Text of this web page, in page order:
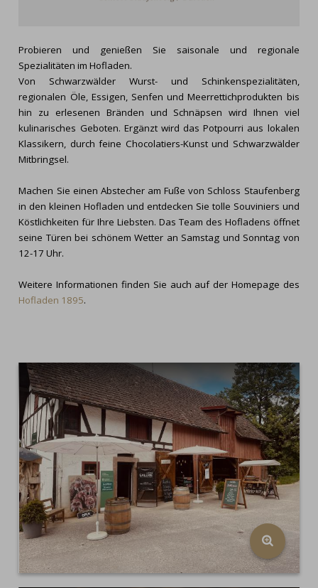
Probieren und genießen Sie saisonale und regionale
Spezialitäten im Hofladen.
Von Schwarzwälder Wurst- und Schinkenspezialitäten,
regionalen Öle, Essigen, Senfen und Meerrettichprodukten bis
hin zu erlesenen Bränden und Schnäpsen wird Ihnen viel
kulinarisches Geboten. Ergänzt wird das Potpourri aus lokalen
Klassikern, durch feine Chocolatiers-Kunst und Schwarzwälder
Mitbringsel.
Machen Sie einen Abstecher am Fuße von Schloss Staufenberg
in den kleinen Hofladen und entdecken Sie tolle Souviniers und
Köstlichkeiten für Ihre Liebsten. Das Team des Hofladens öffnet
seine Türen bei schönem Wetter an Samstag und Sonntag von
12-17 Uhr.
Weitere Informationen finden Sie auch auf der Homepage des
Hofladen 1895.